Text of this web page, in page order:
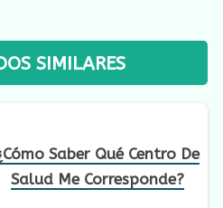
SIMILARES
Saber Qué Centro De
Salud Me Corresponde?